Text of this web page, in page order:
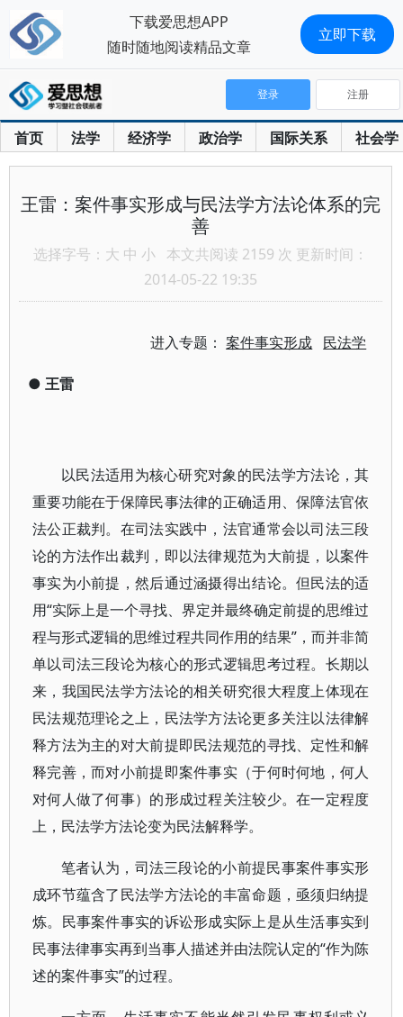
首页 法学 经济学 政治学 国际关系 社会学
登录 注册
王雷：案件事实形成与民法学方法论体系的完
善
选择字号： 大 中 小 本文共阅读 2159 次 更新时间：
2014-05-22 19:35
进入专题：案件事实形成 民法学
● 王雷
以民法适用为核心研究对象的民法学方法论，其
重要功能在于保障民事法律的正确适用、保障法官依
法公正裁判。在司法实践中，法官通常会以司法三段
论的方法作出裁判，即以法律规范为大前提，以案件
事实为小前提，然后通过涵摄得出结论。但民法的适
用“实际上是一个寻找、界定并最终确定前提的思维过
程与形式逻辑的思维过程共同作用的结果”，而并非简
单以司法三段论为核心的形式逻辑思考过程。长期以
来，我国民法学方法论的相关研究很大程度上体现在
民法规范理论之上，民法学方法论更多关注以法律解
释方法为主的对大前提即民法规范的寻找、定性和解
释完善，而对小前提即案件事实（于何时何地，何人
对何人做了何事）的形成过程关注较少。在一定程度
上，民法学方法论变为民法解释学。
笔者认为，司法三段论的小前提民事案件事实形
成环节蕴含了民法学方法论的丰富命题，亟须归纳提
炼。民事案件事实的诉讼形成实际上是从生活事实到
民事法律事实再到当事人描述并由法院认定的“作为陈
述的案件事实”的过程。
下载爱思想APP
随时随地阅读精品文章
立即下载